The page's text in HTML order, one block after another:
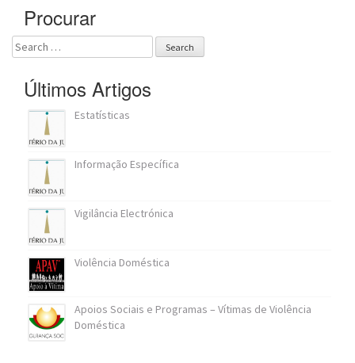
Procurar
Search
for:
Últimos Artigos
Estatísticas
Informação Específica
Vigilância Electrónica
Violência Doméstica
Apoios Sociais e Programas – Vítimas de Violência
Doméstica